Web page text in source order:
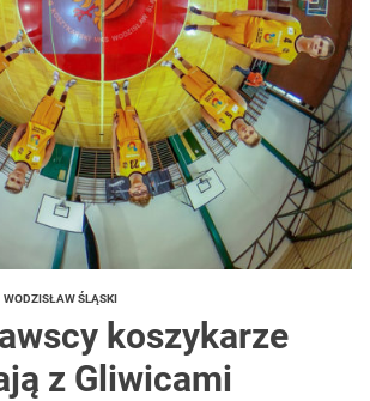
WODZISŁAW ŚLĄSKI
koszykarze
z Gliwicami